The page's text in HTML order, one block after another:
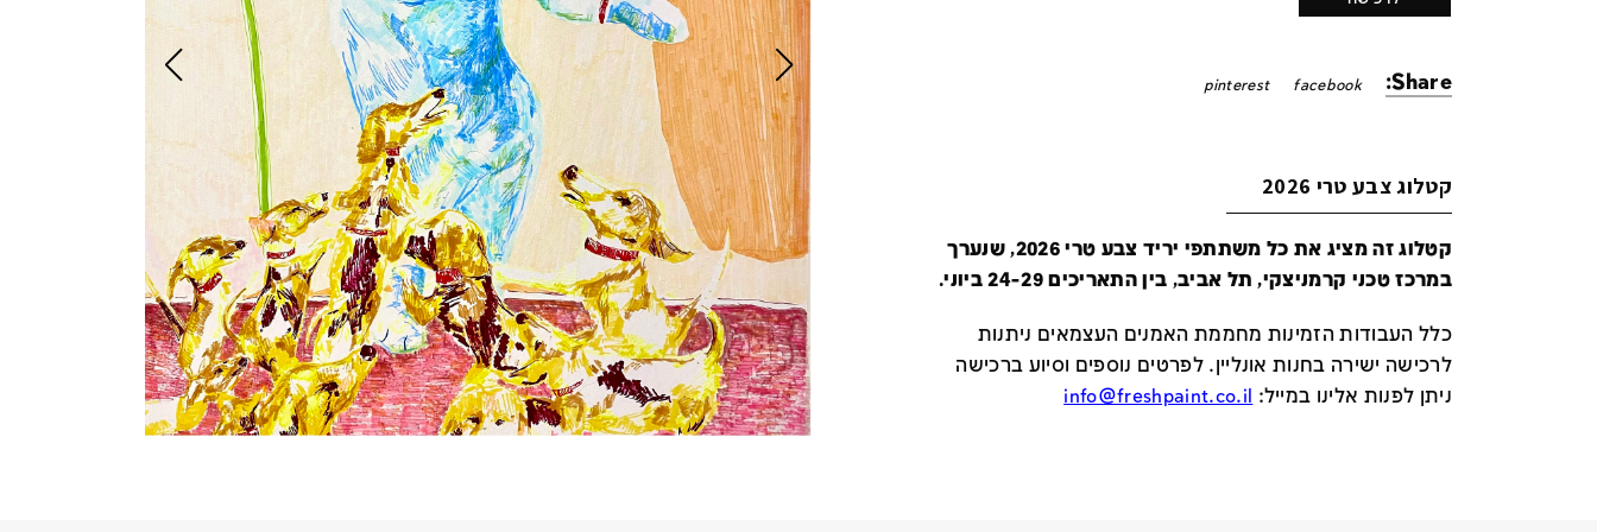
Share:
facebook
pinterest
קטלוג צבע טרי 2026
קטלוג זה מציג את כל משתתפי יריד צבע טרי 2026, שנערך
במרכז טכני קרמניצקי, תל אביב, בין התאריכים 24-29 ביוני.
כלל העבודות הזמינות מחממת האמנים העצמאים ניתנות
לרכישה ישירה בחנות אונליין.לפרטים נוספים וסיוע ברכישה
ניתן לפנות אלינו במייל:
info@freshpaint.co.il